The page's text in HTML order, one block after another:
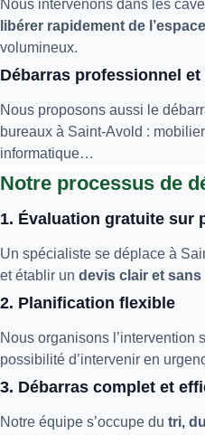
Nous intervenons dans les
libérer rapidement de l’espace
volumineux.
Débarras professionnel et
Nous proposons aussi le
bureaux à Saint-Avold :
informatique…
Notre processus de
1. Évaluation gratuite sur
Un spécialiste se déplace à
et établir un devis clair et
2. Planification flexible
Nous organisons
possibilité d’intervenir en
3. Débarras complet et
Notre équipe s’occupe du tri,